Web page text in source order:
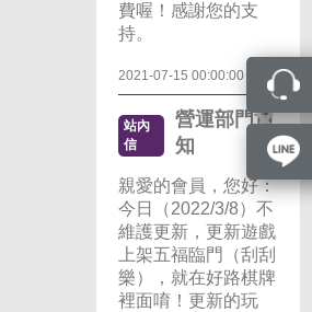
費喔！感謝您的支
持。
2021-07-15 00:00:00
站內
信
營運部門通
知
親愛的會員，您好：
今日（2022/3/8）不
維護更新，更新遊戲
上架五福臨門（刮刮
樂），就在好路棋牌
裡面唷！更新的玩